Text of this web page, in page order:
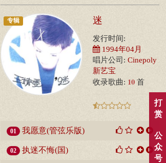
专辑 迷
发行时间:
1994年04月
唱片公司: Cinepoly
新艺宝
收录歌曲: 10 首
01 我愿意(管弦乐版)
02 执迷不悔(国)
打
赏
公
众
号